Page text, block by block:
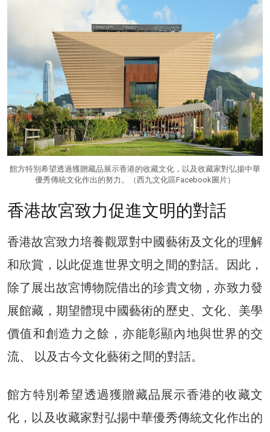
館方特別希望透過獲贈藏品展示香港的收藏文化，以及收藏家對弘揚中華
優秀傳統文化作出的努力。（西九文化區Facebook圖片）
香港故宮致力促進文明的對話
香港故宮致力培養觀眾對中國藝術及文化的理解
和欣賞，以此促進世界文明之間的對話。因此，
除了展出故宮博物院借出的珍貴文物，亦致力發
展館藏，期望體現中國藝術的歷史、文化、美學
價值和創造力之餘，亦能彰顯內地與世界的交
流、 以及古今文化藝術之間的對話。
館方特別希望透過獲贈藏品展示香港的收藏文
化，以及收藏家對弘揚中華優秀傳統文化作出的